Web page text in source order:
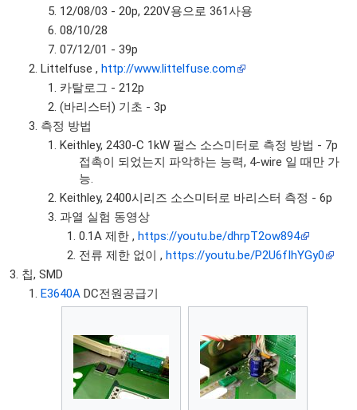
12/08/03 - 20p, 220V용으로 361사용
08/10/28
07/12/01 - 39p
Littelfuse ,http://www.littelfuse.com
카탈로그 - 212p
(바리스터) 기초 - 3p
측정 방법
Keithley, 2430-C 1kW 펄스 소스미터로 측정 방법 - 7p
접촉이 되었는지 파악하는 능력, 4-wire 일 때만 가
능.
Keithley, 2400시리즈 소스미터로 바리스터 측정 - 6p
과열 실험 동영상
0.1A 제한 ,https://youtu.be/dhrpT2ow894
전류 제한 없이 ,https://youtu.be/P2U6fIhYGy0
칩, SMD
E3640A DC전원공급기